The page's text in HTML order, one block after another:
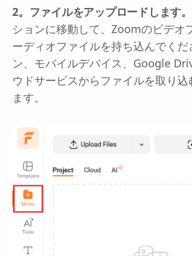
2。ファイルをアップロードします。
ションに移動して、Zoomのビデオ
ーディオファイルを持ち込んでくだ
ン、モバイルデバイス、Google
ウドサービスからファイルを取り込
ます。